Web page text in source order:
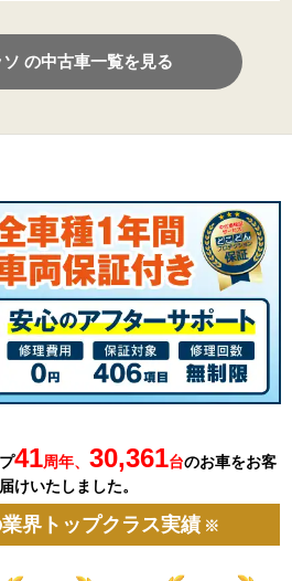
ソ の中古車一覧を見る
41周年、 30,361台のお車をお客
けいたしました。
界トップクラス実績 ※